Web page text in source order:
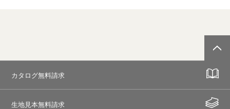
カタログ無料請求
生地見本無料請求